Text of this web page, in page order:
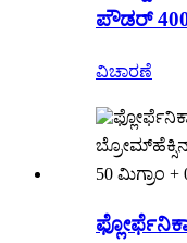
ಪೌಡರ್
ವಿಚಾರಣೆ